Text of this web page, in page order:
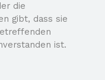
die
gibt, dass sie
ist.